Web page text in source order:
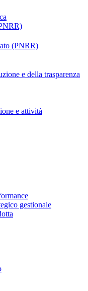
(PNRR)
e della trasparenza
e attività
gestionale